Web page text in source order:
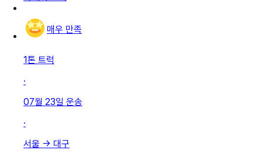
매우 만족
1톤 트럭
·
07월 23일 운송
·
서울 → 대구